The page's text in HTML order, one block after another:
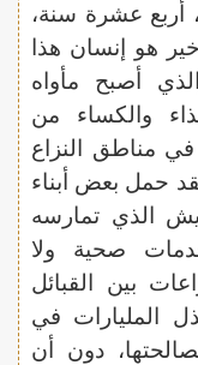
أربع عشرة سنة،
هو إنسان هذا
أصبح مأواه
والكساء من
مناطق النزاع
حمل بعض أبناء
الذي تمارسه
صحية ولا
بين القبائل
المليارات في
دون أن